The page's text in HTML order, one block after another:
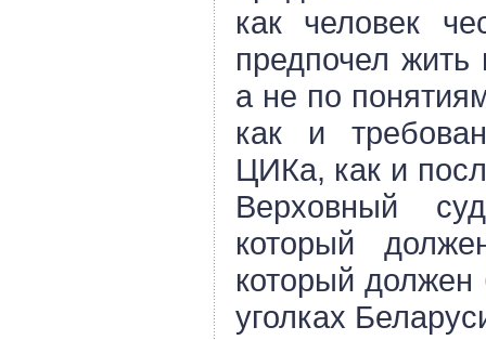
как человек
предпочел жить
а не по
как и
ЦИКа, как и
Верховный
который
который
уголках